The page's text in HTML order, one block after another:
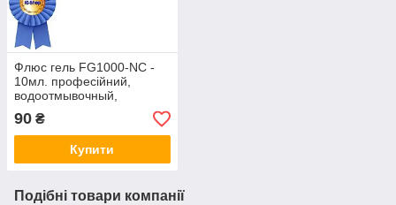
Флюс гель FG1000-NC -
10мл. професійний,
водоотмывочный,
водосмываемый
90 ₴
Купити
Подібні товари компанії